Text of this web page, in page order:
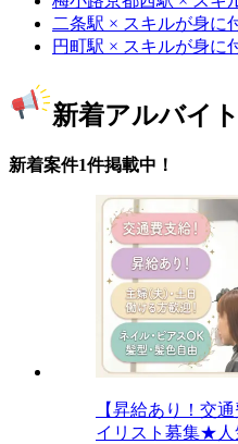
二条駅 × スキルが身に
円町駅 × スキルが身に
新着アルバイト
新着案件1件掲載中！
【昇給あり！交
イリスト募集★人